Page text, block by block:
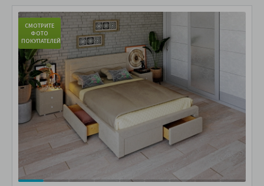
СМОТРИТЕ
ФОТО
ПОКУПАТЕЛЕЙ